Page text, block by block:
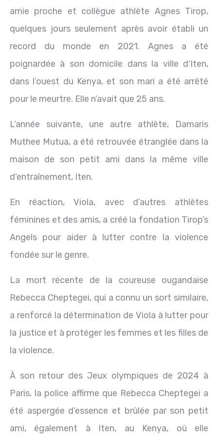
amie proche et collègue athlète Agnes Tirop,
quelques jours seulement après avoir établi un
record du monde en 2021. Agnes a été
poignardée à son domicile dans la ville d’Iten,
dans l’ouest du Kenya, et son mari a été arrêté
pour le meurtre. Elle n’avait que 25 ans.
L’année suivante, une autre athlète, Damaris
Muthee Mutua, a été retrouvée étranglée dans la
maison de son petit ami dans la même ville
d’entraînement, Iten.
En réaction, Viola, avec d’autres athlètes
féminines et des amis, a créé la fondation Tirop’s
Angels pour aider à lutter contre la violence
fondée sur le genre.
La mort récente de la coureuse ougandaise
Rebecca Cheptegei, qui a connu un sort similaire,
a renforcé la détermination de Viola à lutter pour
la justice et à protéger les femmes et les filles de
la violence.
À son retour des Jeux olympiques de 2024 à
Paris, la police affirme que Rebecca Cheptegei a
été aspergée d’essence et brûlée par son petit
ami, également à Iten, au Kenya, où elle